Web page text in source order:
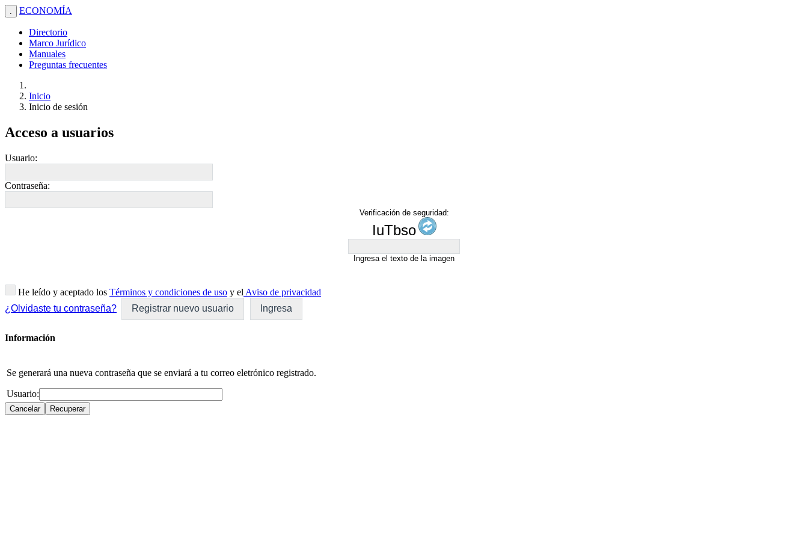
. ECONOMÍA
Directorio
Marco Jurídico
Manuales
Preguntas frecuentes
Inicio
Inicio de sesión
Acceso a usuarios
Usuario:
Contraseña:
Verificación de seguridad:
IuTbso
Ingresa el texto de la imagen
He leído y aceptado los Términos y condiciones de uso y el Aviso de privacidad
¿Olvidaste tu contraseña?
Registrar nuevo usuario Ingresa
Información
Se generará una nueva contraseña que se enviará a tu correo eletrónico registrado.
Usuario: